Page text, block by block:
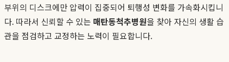
부위의 디스크에만 압력이 집중되어 퇴행성 변화를 가속화시킵니
다. 따라서 신뢰할 수 있는 매탄동척추병원을 찾아 자신의 생활 습
관을 점검하고 교정하는 노력이 필요합니다.